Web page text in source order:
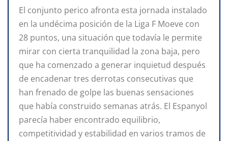
El conjunto perico afronta esta jornada instalado
en la undécima posición de la Liga F Moeve con
28 puntos, una situación que todavía le permite
mirar con cierta tranquilidad la zona baja, pero
que ha comenzado a generar inquietud después
de encadenar tres derrotas consecutivas que
han frenado de golpe las buenas sensaciones
que había construido semanas atrás. El Espanyol
parecía haber encontrado equilibrio,
competitividad y estabilidad en varios tramos de